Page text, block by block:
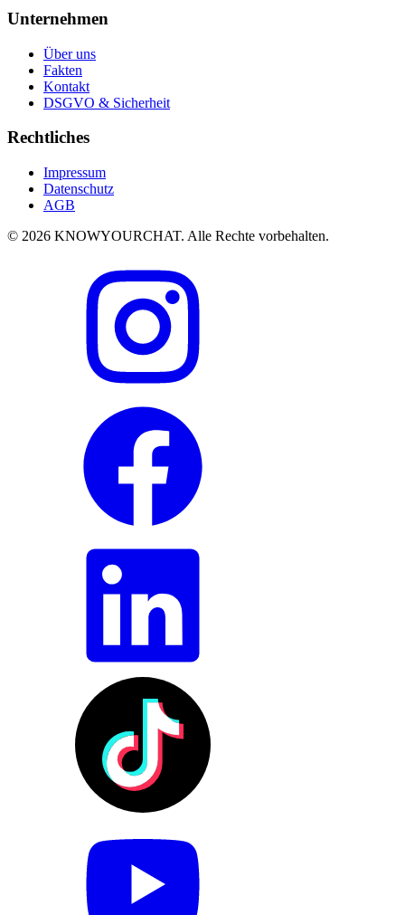
Unternehmen
Über uns
Fakten
Kontakt
DSGVO & Sicherheit
Rechtliches
Impressum
Datenschutz
AGB
© 2026 KNOWYOURCHAT. Alle Rechte vorbehalten.